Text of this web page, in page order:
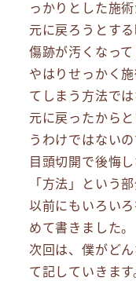
っかりとした施
元に戻ろうとす
傷跡が汚くなっ
やはりせっかく
てしまう方法で
元に戻ったから
うわけではないの
目頭切開で後悔し
「方法」という
以前にもいろい
めて書きました。
次回は、僕がど
て記していきます